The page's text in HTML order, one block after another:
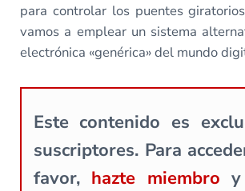
para controlar los puentes
vamos a emplear un sistema
electrónica «genérica» del mundo
Este contenido es
suscriptores. Para
favor, hazte miembro